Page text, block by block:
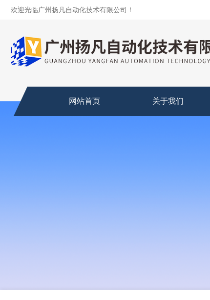
欢迎光临广州扬凡自动化技术有限公司！
网站首页 关于我们